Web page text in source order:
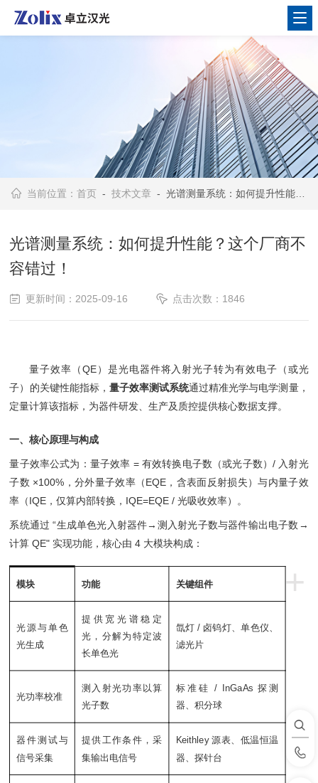
当前位置：首页 -技术文章 - 光谱测量系统：如何提升性能？这个厂商不容错过！
光谱测量系统：如何提升性能？这个厂商不
容错过！
更新时间：2025-09-16 点击次数：1846
量子效率（QE）是光电器件将入射光子转为有效电子（或光
子）的关键性能指标， 量子效率测试系统通过精准光学与电学测量，
定量计算该指标，为器件研发、生产及质控提供核心数据支撑。
一、核心原理与构成
量子效率公式为：量子效率 = 有效转换电子数（或光子数）/ 入射光
子数 ×100%，分外量子效率（EQE，含表面反射损失）与内量子效
率（IQE，仅算内部转换，IQE=EQE / 光吸收效率）。
系统通过 “生成单色光入射器件→测入射光子数与器件输出电子数→
计算 QE" 实现功能，核心由 4 大模块构成：
+
模块 功能 关键组件
光源与单色
光生成
提供宽光谱稳定
光，分解为特定波
长单色光
氙灯 / 卤钨灯、单色仪、
滤光片
光功率校准
测入射光功率以算
光子数
标准硅 / InGaAs 探测
器、积分球
器件测试与
信号采集
提供工作条件，采
集输出电信号
Keithley 源表、低温恒温
器、探针台